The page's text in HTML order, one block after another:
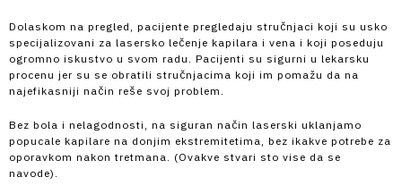
Dolaskom na pregled, pacijente pregledaju stručnjaci koji su usko
specijalizovani za lasersko lečenje kapilara i vena i koji poseduju
ogromno iskustvo u svom radu. Pacijenti su sigurni u lekarsku
procenu jer su se obratili stručnjacima koji im pomažu da na
najefikasniji način reše svoj problem.
Bez bola i nelagodnosti, na siguran način laserski uklanjamo
popucale kapilare na donjim ekstremitetima, bez ikakve potrebe za
oporavkom nakon tretmana. (Ovakve stvari sto vise da se
navode).